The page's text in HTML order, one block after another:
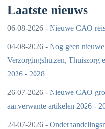
Laatste nieuws
06-08-2026 - Nieuwe CAO
04-08-2026 - Nog geen
Verzorgingshuizen, Thuiszorg
2026 - 2028
26-07-2026 - Nieuwe CAO
aanverwante artikelen 2026 -
24-07-2026 -